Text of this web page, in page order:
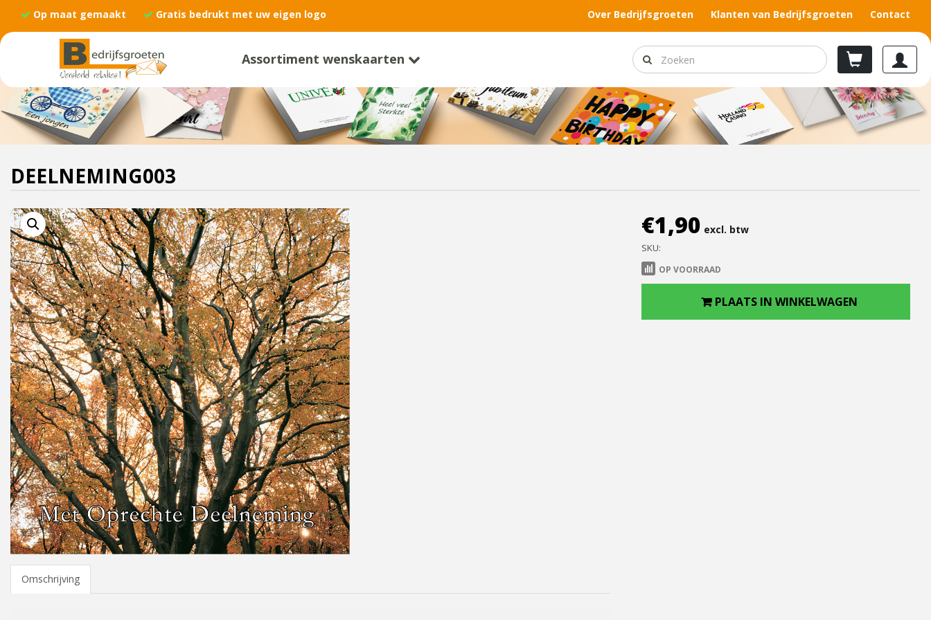
Op maat gemaakt Gratis bedrukt met uw eigen logo Contact
Klanten van Bedrijfsgroeten
Over Bedrijfsgroeten
Assortiment wenskaarten
DEELNEMING003
€1,90 excl. btw
SKU:
OP VOORRAAD
PLAATS IN WINKELWAGEN
Omschrijving